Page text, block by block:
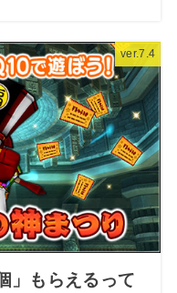
ver.7.4
」もらえるって